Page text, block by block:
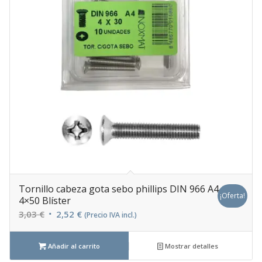
Tornillo cabeza gota sebo phillips DIN 966 A4
4×50 Blíster
3,03€ El 2,52 €El(Precio IVA incl.)
¡Oferta!
Añadir al carrito Mostrar detalles